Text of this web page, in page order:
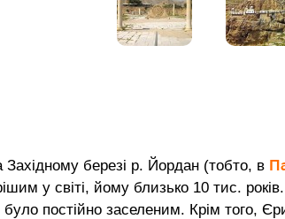
Західному березі р. Йордан (тобто, в
у світі, йому близько 10 тис.
постійно заселеним. Крім того,